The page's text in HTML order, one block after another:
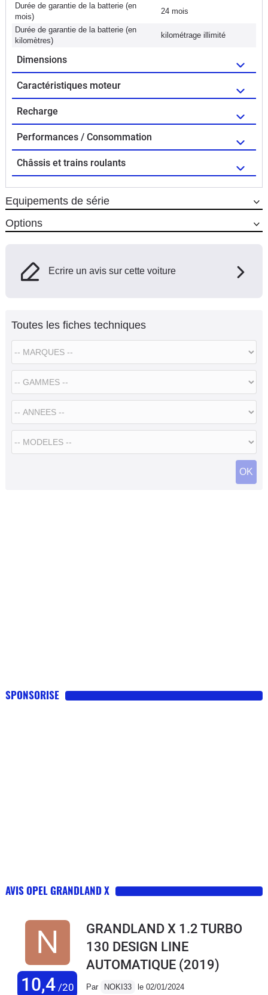
Durée de garantie de la batterie (en
mois)
24 mois
Durée de garantie de la batterie (en
kilomètres)
kilométrage illimité
Dimensions
Caractéristiques moteur
Recharge
Performances / Consommation
Châssis et trains roulants
Equipements de série
Options
Ecrire un avis sur cette voiture
Toutes les fiches techniques
SPONSORISE
AVIS OPEL GRANDLAND X
10,4/20
GRANDLAND X 1.2 TURBO
130 DESIGN LINE
AUTOMATIQUE (2019)
Par NOKI33 le 02/01/2024